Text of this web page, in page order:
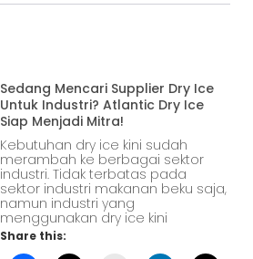
Sedang Mencari Supplier Dry Ice
Untuk Industri? Atlantic Dry Ice
Siap Menjadi Mitra!
Kebutuhan dry ice kini sudah
merambah ke berbagai sektor
industri. Tidak terbatas pada
sektor industri makanan beku saja,
namun industri yang
menggunakan dry ice kini
Share this: